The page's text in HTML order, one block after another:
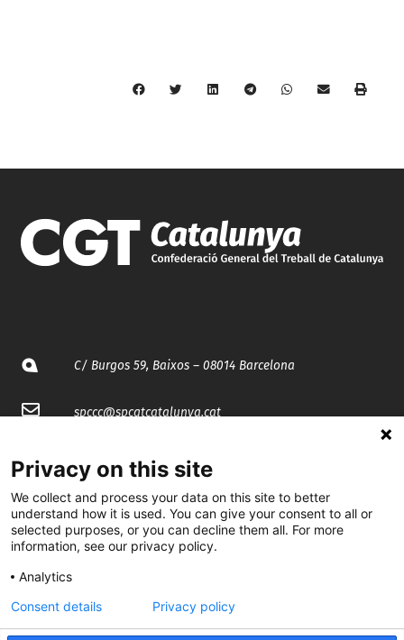
C/ Burgos 59, Baixos – 08014 Barcelona
spccc@spcgtcatalunya.cat
@CGTCatalunya
cgtcatalunya
CGTCatalunya
cgtcatalunya
Privacy on this site
We collect and process your data on this site to better
understand how it is used. You can give your consent to all or
selected purposes, or you can decline them all. For more
information, see our privacy policy.
Analytics
Consent details
Privacy policy